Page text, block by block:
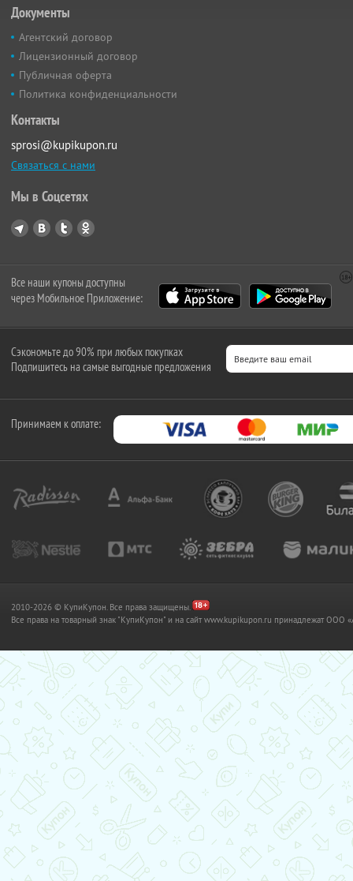
Документы
Агентский договор
Лицензионный договор
Публичная оферта
Политика конфиденциальности
Контакты
sprosi@kupikupon.ru
Связаться с нами
Мы в Соцсетях
Все наши купоны доступны
через Мобильное Приложение:
Сэкономьте до 90% при любых покупках
Подпишитесь на самые выгодные предложения
Принимаем к оплате:
2010-2026 © КупиКупон. Все права защищены.
Все права на товарный знак "КупиКупон" и на сайт www.kupikupon.ru принадлежат